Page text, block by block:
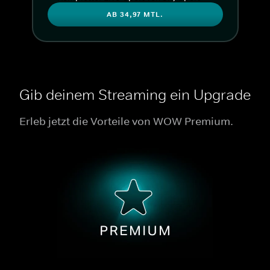
AB 34,97 MTL.
Gib deinem Streaming ein Upgrade
Erleb jetzt die Vorteile von WOW Premium.